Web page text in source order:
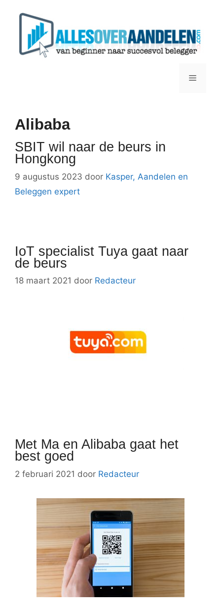
Menu
Alibaba
SBIT wil naar de beurs in
Hongkong
9 augustus 2023 door Kasper, Aandelen en
Beleggen expert
IoT specialist Tuya gaat naar
de beurs
18 maart 2021 door Redacteur
Met Ma en Alibaba gaat het
best goed
2 februari 2021 door Redacteur